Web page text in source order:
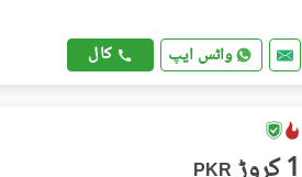
واٹس ایپ کال